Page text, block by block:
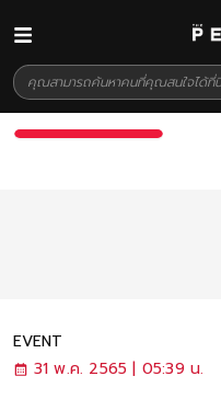
EVENT
31 พ.ค. 2565 | 05:39 น.